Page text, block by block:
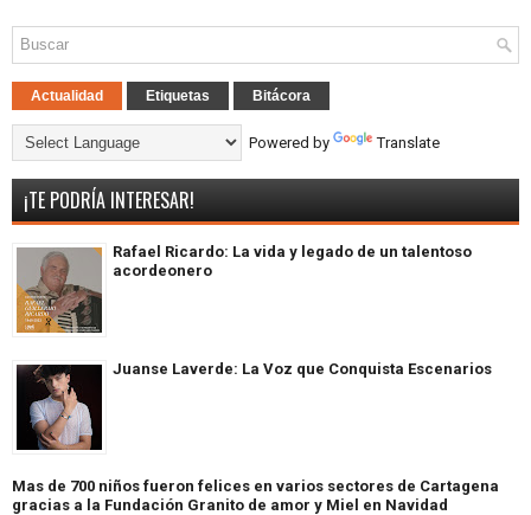
Actualidad Etiquetas Bitácora
Powered by Translate
¡TE PODRÍA INTERESAR!
Rafael Ricardo: La vida y legado de un talentoso
acordeonero
Juanse Laverde: La Voz que Conquista Escenarios
Mas de 700 niños fueron felices en varios sectores de Cartagena
gracias a la Fundación Granito de amor y Miel en Navidad